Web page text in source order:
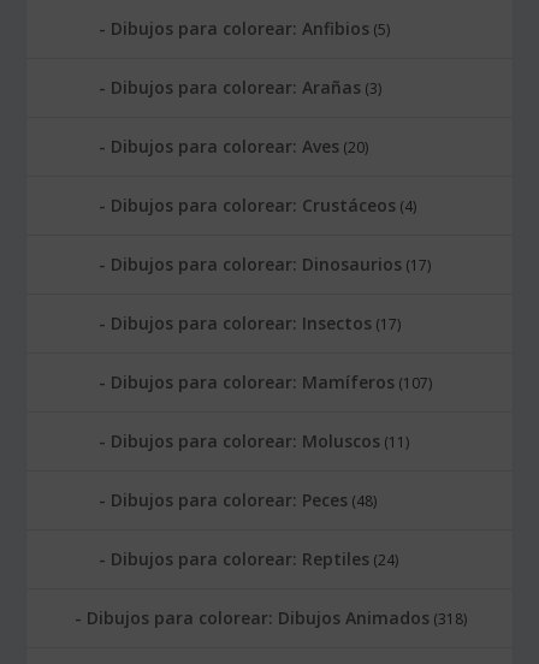
Dibujos para colorear: Anfibios (5)
Dibujos para colorear: Arañas (3)
Dibujos para colorear: Aves (20)
Dibujos para colorear: Crustáceos (4)
Dibujos para colorear: Dinosaurios (17)
Dibujos para colorear: Insectos (17)
Dibujos para colorear: Mamíferos (107)
Dibujos para colorear: Moluscos (11)
Dibujos para colorear: Peces (48)
Dibujos para colorear: Reptiles (24)
Dibujos para colorear: Dibujos Animados (318)